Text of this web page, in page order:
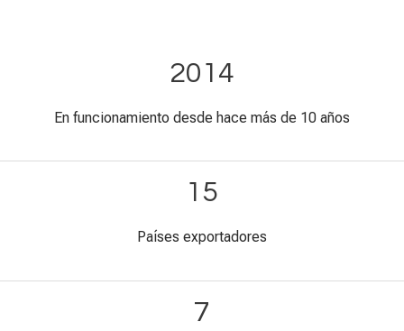
2014
En funcionamiento desde hace más de 10 años
15
Países exportadores
7